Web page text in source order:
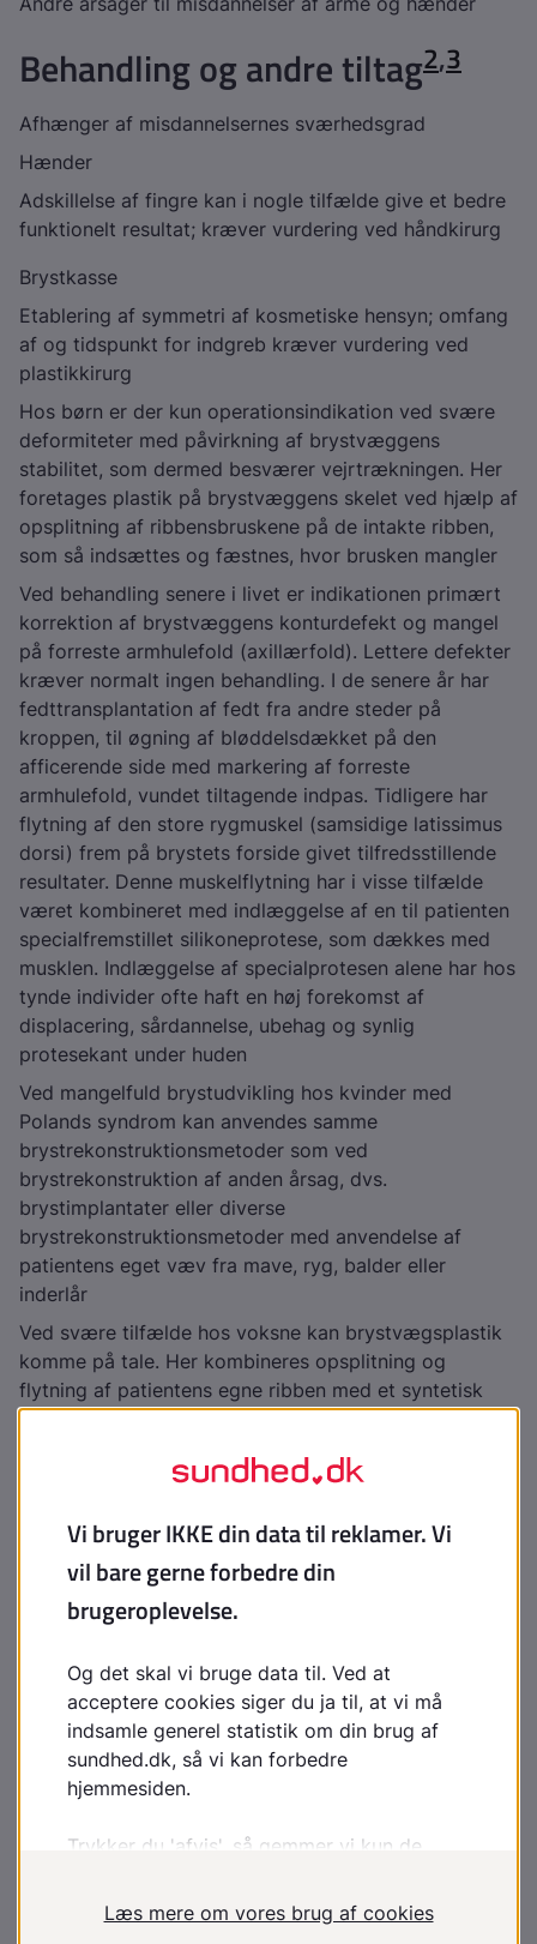
Behandling og andre tiltag2,3
Afhænger af misdannelsernes sværhedsgrad
Hænder
Adskillelse af fingre kan i nogle tilfælde give et bedre
funktionelt resultat; kræver vurdering ved håndkirurg
Brystkasse
Etablering af symmetri af kosmetiske hensyn; omfang
af og tidspunkt for indgreb kræver vurdering ved
plastikkirurg
Hos børn er der kun operationsindikation ved svære
deformiteter med påvirkning af brystvæggens
stabilitet, som dermed besværer vejrtrækningen. Her
foretages plastik på brystvæggens skelet ved hjælp af
opsplitning af ribbensbruskene på de intakte ribben,
som så indsættes og fæstnes, hvor brusken mangler
Ved behandling senere i livet er indikationen primært
korrektion af brystvæggens konturdefekt og mangel
på forreste armhulefold (axillærfold). Lettere defekter
kræver normalt ingen behandling. I de senere år har
fedttransplantation af fedt fra andre steder på
kroppen, til øgning af bløddelsdækket på den
afficerende side med markering af forreste
armhulefold, vundet tiltagende indpas. Tidligere har
flytning af den store rygmuskel (samsidige latissimus
dorsi) frem på brystets forside givet tilfredsstillende
resultater. Denne muskelflytning har i visse tilfælde
været kombineret med indlæggelse af en til patienten
specialfremstillet silikoneprotese, som dækkes med
musklen. Indlæggelse af specialprotesen alene har hos
tynde individer ofte haft en høj forekomst af
displacering, sårdannelse, ubehag og synlig
protesekant under huden
Ved mangelfuld brystudvikling hos kvinder med
Polands syndrom kan anvendes samme
brystrekonstruktionsmetoder som ved
brystrekonstruktion af anden årsag, dvs.
brystimplantater eller diverse
brystrekonstruktionsmetoder med anvendelse af
patientens eget væv fra mave, ryg, balder eller
inderlår
Ved svære tilfælde hos voksne kan brystvægsplastik
komme på tale. Her kombineres opsplitning og
flytning af patientens egne ribben med et syntetisk
eller biologisk mesh, som dækkes med den store
alene giver en noget affladet brystvæg
Genetisk rådgivning
Langt de fleste tilfælde forekommer sporadisk, dvs.
uden familiær forekomst, og gentagelsesrisikoen er
Særlige behov
Sociale ydelser
Støttemuligheder til forældre med handicappet eller
Indsatser efter behov til barn, familie og netværk for
at støtte barnets sociale deltagelse og udvikling